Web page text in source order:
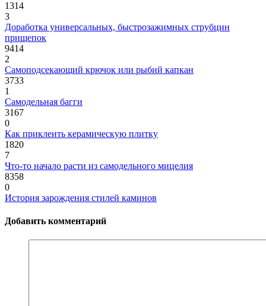
1314
3
Доработка универсальных, быстрозажимных струбцин
прищепок
9414
2
Самоподсекающий крючок или рыбий капкан
3733
1
Самодельная багги
3167
0
Как приклеить керамическую плитку
1820
7
Что-то начало расти из самодельного мицелия
8358
0
История зарождения стилей каминов
Добавить комментарий